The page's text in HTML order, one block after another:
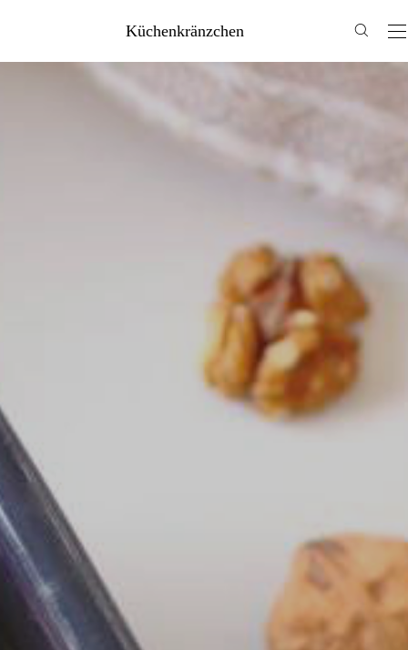
Küchenkränzchen